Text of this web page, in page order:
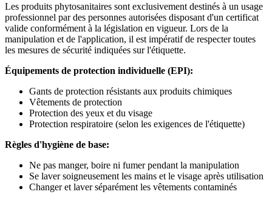
Les produits phytosanitaires sont exclusivement destinés à un usage
professionnel par des personnes autorisées disposant d'un certificat
valide conformément à la législation en vigueur. Lors de la
manipulation et de l'application, il est impératif de respecter toutes
les mesures de sécurité indiquées sur l'étiquette.
Équipements de protection individuelle (EPI):
Gants de protection résistants aux produits chimiques
Vêtements de protection
Protection des yeux et du visage
Protection respiratoire (selon les exigences de l'étiquette)
Règles d'hygiène de base:
Ne pas manger, boire ni fumer pendant la manipulation
Se laver soigneusement les mains et le visage après utilisation
Changer et laver séparément les vêtements contaminés